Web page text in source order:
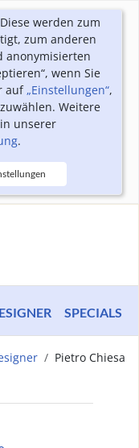
werden zum
zum anderen
anonymisierten
wenn Sie
auf„Einstellungen“,
Weitere
unserer
.
SPECIALS
Pietro Chiesa